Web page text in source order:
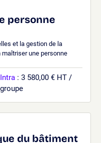
personne
et la gestion de la
une personne
Intra : 3 580,00 € HT /
groupe
du bâtiment